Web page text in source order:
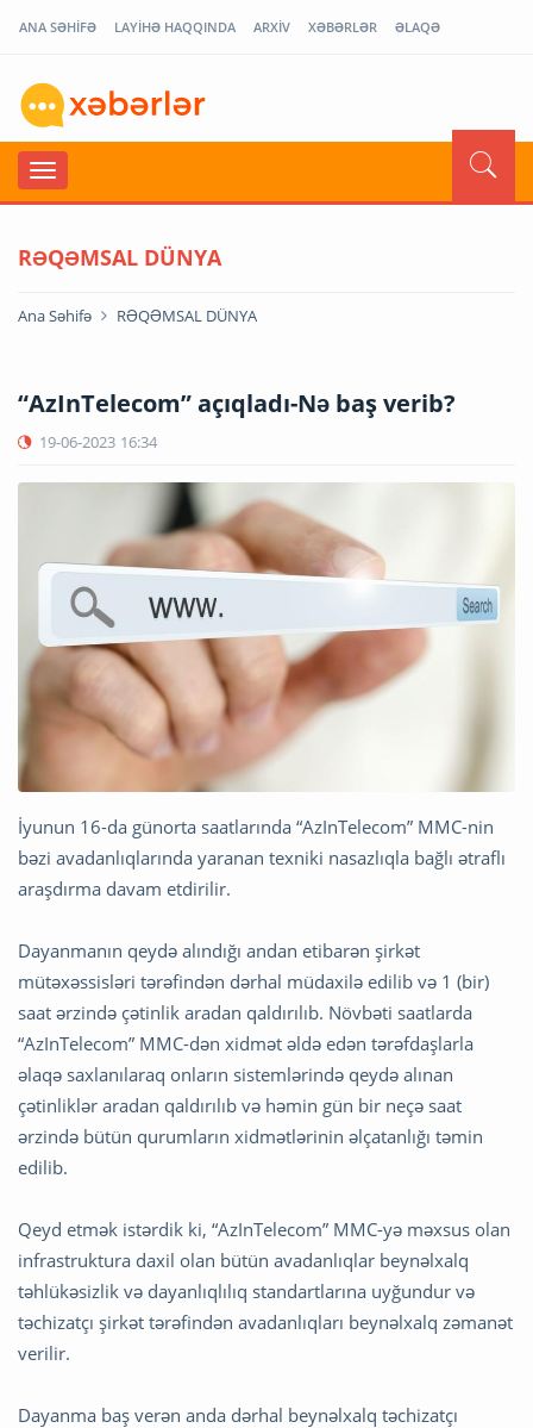
ANA SƏHİFƏ LAYİHƏ HAQQINDA ARXİV XƏBƏRLƏR ƏLAQƏ
RƏQƏMSAL DÜNYA
Ana Səhifə RƏQƏMSAL DÜNYA
“AzInTelecom” açıqladı-Nə baş verib?
19-06-2023 16:34
İyunun 16-da günorta saatlarında “AzInTelecom” MMC-nin
bəzi avadanlıqlarında yaranan texniki nasazlıqla bağlı ətraflı
araşdırma davam etdirilir.
Dayanmanın qeydə alındığı andan etibarən şirkət
mütəxəssisləri tərəfindən dərhal müdaxilə edilib və 1 (bir)
saat ərzində çətinlik aradan qaldırılıb. Növbəti saatlarda
“AzInTelecom” MMC-dən xidmət əldə edən tərəfdaşlarla
əlaqə saxlanılaraq onların sistemlərində qeydə alınan
çətinliklər aradan qaldırılıb və həmin gün bir neçə saat
ərzində bütün qurumların xidmətlərinin əlçatanlığı təmin
edilib.
Qeyd etmək istərdik ki, “AzInTelecom” MMC-yə məxsus olan
infrastruktura daxil olan bütün avadanlıqlar beynəlxalq
təhlükəsizlik və dayanlıqlılıq standartlarına uyğundur və
təchizatçı şirkət tərəfindən avadanlıqları beynəlxalq zəmanət
verilir.
Dayanma baş verən anda dərhal beynəlxalq təchizatçı